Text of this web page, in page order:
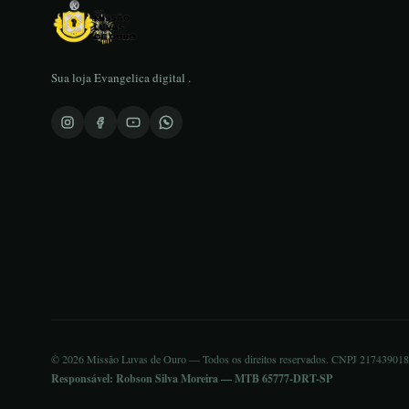
Sua loja Evangelica digital .
© 2026 Missão Luvas de Ouro — Todos os direitos reservados. CNPJ
Responsável: Robson Silva Moreira — MTB 65777-DRT-SP